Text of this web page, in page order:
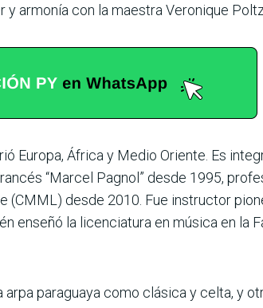
armonía con la maestra Veronique Poltz.
Europa, África y Medio Oriente. Es
“Marcel Pagnol” desde 1995,
(CMML) desde 2010. Fue instructor
enseñó la licenciatura en música en la
paraguaya como clásica y celta, y